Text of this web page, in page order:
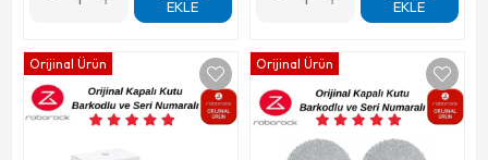
EKLE
EKLE
Orijinal Ürün Orijinal Ürün